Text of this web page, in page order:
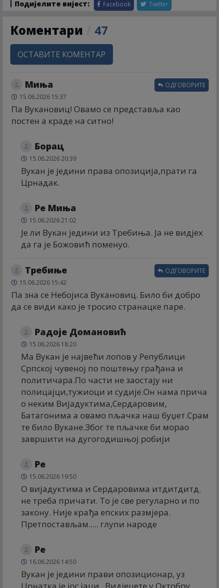
Подијелите вијест: Facebook Twitter
Коментари 47
ОСТАВИТЕ КОМЕНТАР
Миња
15.06.2026 15:37
Па Вукановиц! Овамо се представља као
постен а краде на ситно!
ОДГОВОРИТЕ
Борац
15.06.2026 20:39
Вукан је једини права опозиција,прати га
Црнадак.
Ре Миња
15.06.2026 21:02
Је ли Вукан једини из Требиња. Ја не видјех
да га је Божовић поменуо.
Требиње
15.06.2026 15:42
Па зна се Небојиса Вукановиц. Било би добро
да се види како је тросио странацке паре.
ОДГОВОРИТЕ
Радоје Домановић
15.06.2026 18:20
Ма Вукан је највећи лопов у Републици
Српској чувеној по поштењу грађана и
политичара.По части не заостају ни
полицајци,тужиоци и судије.Он нама прича
о неким Вијадуктима,Сердаровим,
Батагонима а овамо пљачка наш буџет.Срам
те било Вукане.Због те пљачке би морао
завршити на дугогодишњој робији
Ре
15.06.2026 19:50
О вијадуктима и Сердаровима итдитдитд.
не треба причати. То је све регуларно и по
закону. Није крађа епских размјера.
Претпостављам..... глупи народе
Ре
16.06.2026 14:50
Вукан је једини прави опозиционар, уз